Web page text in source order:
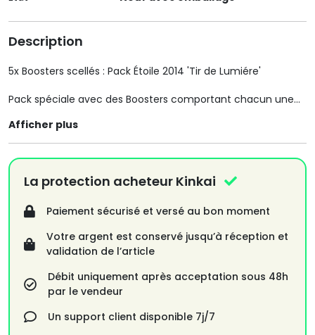
Description
5x Boosters scellés : Pack Étoile 2014 'Tir de Lumiére'
Pack spéciale avec des Boosters comportant chacun une
brillante ), uniquement accessible dans ces séries spéciales.
En état : Neuf et scellé,
Édition : Konami 2014
Jeff-Collection-Rétro (.com)
Pour retrouver d'avantage d'articles de collection :
Panini/ Merlin collection / Jouets / Jeux / Cartes à
Divers, et plus encore!
N'hésitez pas à me contacter pour toutes demandes.
Afficher plus
La protection acheteur Kinkai
Paiement sécurisé et versé au bon moment
Votre argent est conservé jusqu’à réception et
validation de l’article
Débit uniquement après acceptation sous 48h
par le vendeur
Un support client disponible 7j/7